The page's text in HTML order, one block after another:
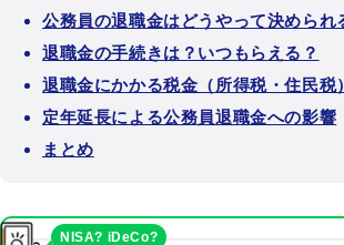
公務員の退職金はどうやって決められ
退職金の手続きは？いつもらえる？
退職金にかかる税金（所得税・住民税
定年延長による公務員退職金への影響
まとめ
NISA? iDeCo?